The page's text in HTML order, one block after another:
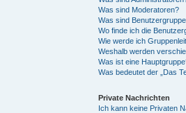
Was sind Moderatoren?
Was sind
Wo finde ich die
Wie werde ich
Weshalb werden
Was ist eine
Was bedeutet der „Das
Private Nachrichten
Ich kann keine Privaten